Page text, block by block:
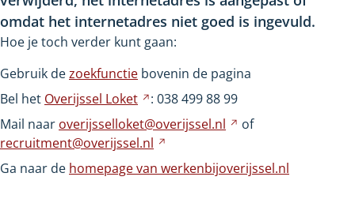
omdat het internetadres niet goed is ingevuld.
Hoe je toch verder kunt gaan:
Gebruik dezoekfunctie bovenin de pagina
Bel het Overijssel Loket
Verwijst
naar
een
website
: 0384998899
Mail naar overijsselloket@overijssel.nl
Verwijst
een
andere
of
recruitment@overijssel.nl
naar
Ga naar de homepage van werkenbijoverijssel.nl